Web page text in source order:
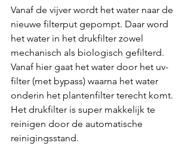
Vanaf de vijver wordt het water naar de
nieuwe filterput gepompt. Daar word
het water in het drukfilter zowel
mechanisch als biologisch gefilterd.
Vanaf hier gaat het water door het uv-
filter (met bypass) waarna het water
onderin het plantenfilter terecht komt.
Het drukfilter is super makkelijk te
reinigen door de automatische
reinigingsstand.